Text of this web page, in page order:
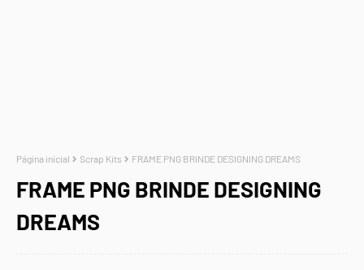
Página inicial Scrap Kits FRAME PNG BRINDE DESIGNING DREAMS
FRAME PNG BRINDE DESIGNING
DREAMS